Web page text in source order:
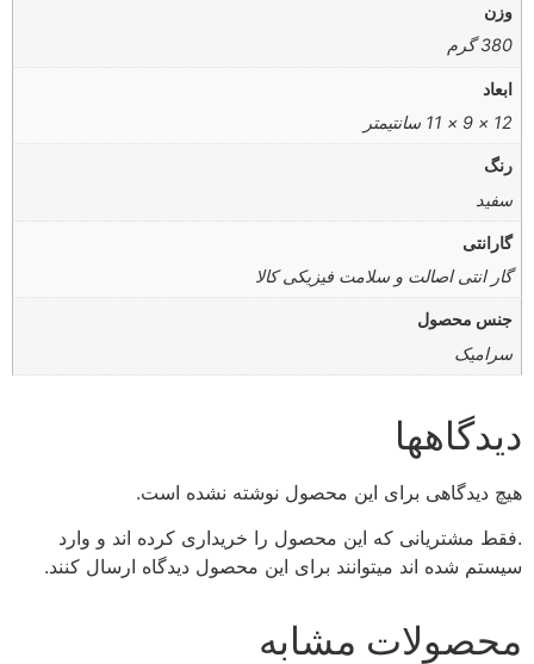
وزن
380 گرم
ابعاد
12 × 9 × 11 سانتیمتر
رنگ
سفید
گارانتی
گار انتی اصالت و سلامت فیزیکی کالا
جنس محصول
سرامیک
دیدگاهها
هیچ دیدگاهی برای این محصول نوشته نشده است.
.فقط مشتریانی که این محصول را خریداری کرده اند و وارد
سیستم شده اند میتوانند برای این محصول دیدگاه ارسال کنند.
محصولات مشابه